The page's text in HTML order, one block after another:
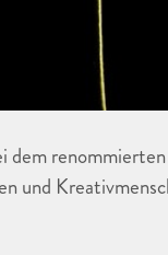
dem renommierten
und